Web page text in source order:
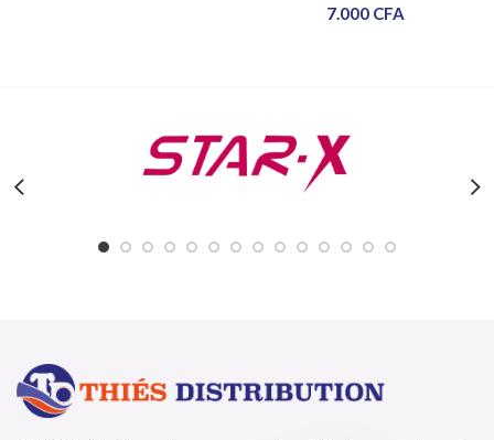
7.000 CFA